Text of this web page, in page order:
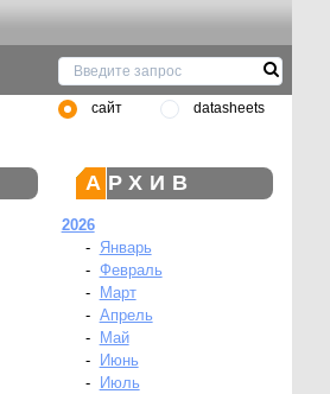
сайт datasheets
АРХИВ
2026
-
Январь
- Февраль
-
Март
- Апрель
-
Май
-
Июнь
-
Июль